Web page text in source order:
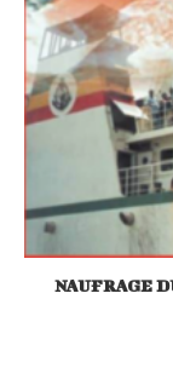
NAUFRAGE